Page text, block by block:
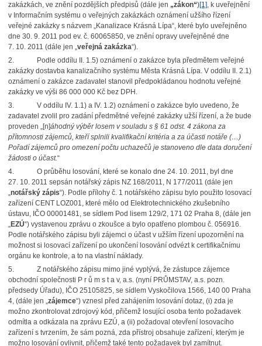
zakázkách, ve znění pozdějších předpisů (dále jen „zákon“)[1], k uveřejnění
v Informačním systému o veřejných zakázkách oznámení užšího řízení
veřejné zakázky s názvem „Kanalizace Krásná Lípa“, které bylo uveřejněno
dne 30. 9. 2011 pod ev. č. 60065850, ve znění opravy uveřejněné dne
7. 10. 2011 (dále jen „veřejná zakázka“).
2.
Podle oddílu II. 1.5) oznámení o zakázce byla předmětem veřejné
zakázky dostavba kanalizačního systému Města Krásná Lípa. V oddílu II. 2.1)
oznámení o zakázce zadavatel stanovil předpokládanou hodnotu veřejné
zakázky ve výši 86 000 000 Kč bez DPH.
3.
V oddílu IV. 1.1) a IV. 1.2) oznámení o zakázce bylo uvedeno, že
zadavatel zvolil pro zadání předmětné veřejné zakázky užší řízení, a že bude
proveden „[n]áhodný výběr losem v souladu s § 61 odst. 4 zákona za
přítomnosti zájemců, kteří splnili kvalifikační kritéria a za účasti notáře (…)
Pořadí zájemců pro omezení počtu uchazečů je stanoveno dle data doručení
žádosti o účast.“
4.
O průběhu losování, které se konalo dne 24. 10. 2011, byl dne
27. 10. 2011 sepsán notářský zápis NZ 168/2011, N 177/2011 (dále jen
„notářský zápis“). Podle přílohy č. 1 notářského zápisu bylo použito losovací
zařízení CENT LOZ001, které mělo od Elektrotechnického zkušebního
ústavu, IČO 00001481, se sídlem Pod lisem 129/2, 171 02 Praha 8, (dále jen
„EZÚ“) vystavenou zprávu o zkoušce a bylo opatřeno plombou č. 056916.
Podle notářského zápisu byli zájemci o účast v užším řízení upozornění na
možnost si losovací zařízení po ukončení losování odvézt k certifikačnímu
orgánu ke kontrole, a to na vlastní náklady.
5.
Z notářského zápisu mimo jiné vyplývá, že zástupce zájemce
obchodní společnosti P r ů m s t a v, a.s. (nyní PRŮMSTAV, a.s. pozn.
předsedy Úřadu), IČO 25105825, se sídlem Vyskočilova 1566, 140 00 Praha
4, (dále jen „zájemce“) vznesl před zahájením losování dotaz, (i) zda je
možno zkontrolovat zdrojový kód, přičemž losující osoba tento požadavek
odmítla a odkázala na zprávu EZÚ, a (ii) požadoval otevření losovacího
zařízení s tvrzením, že sám pozná, zda přístroj obsahuje zařízení, kterým je
možno losování ovlivnit, přičemž také tento požadavek byl zamítnut.